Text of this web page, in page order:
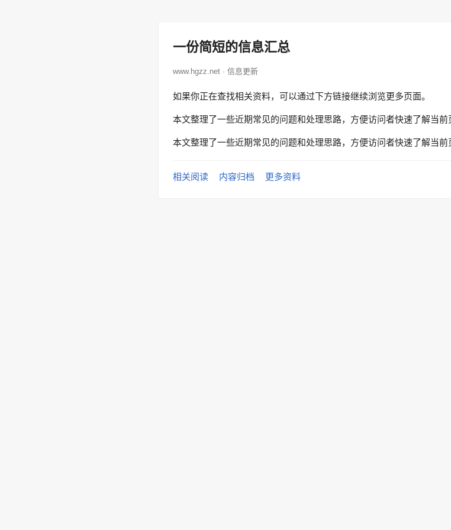
一份简短的信息汇总
www.hgzz.net · 信息更新
如果你正在查找相关资料，可以通过下方链接继续浏览更多页面。
本文整理了一些近期常见的问题和处理思路，方便访问者快速了解当前
本文整理了一些近期常见的问题和处理思路，方便访问者快速了解当前
相关阅读 内容归档 更多资料